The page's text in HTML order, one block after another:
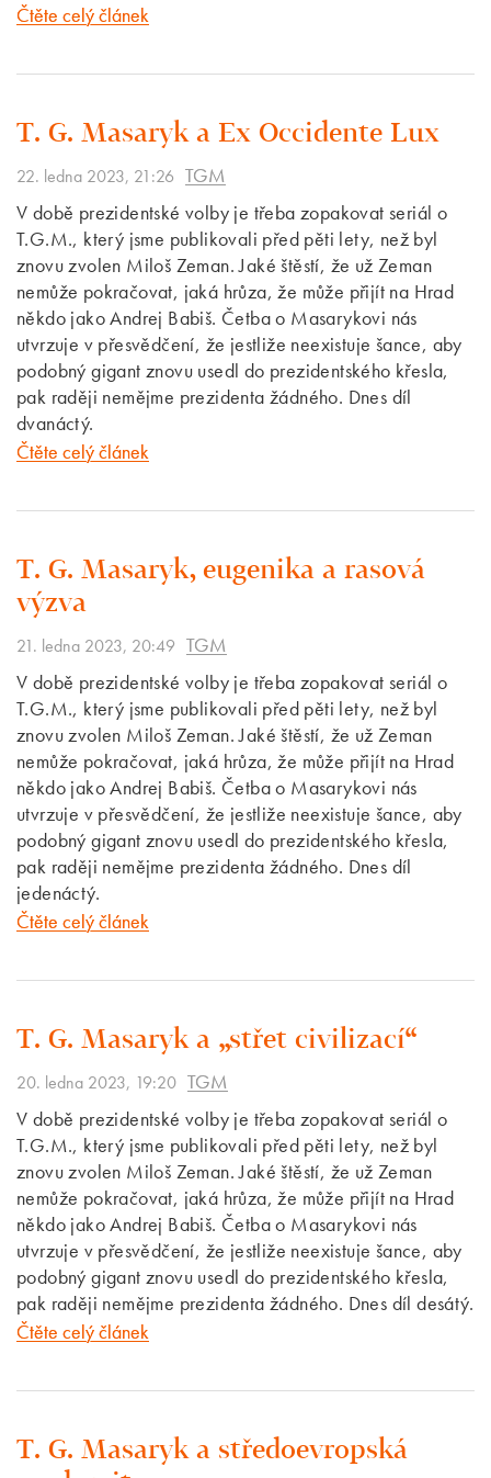
Čtěte celý článek
T. G. Masaryk a Ex Occidente Lux
22. ledna 2023, 21:26 TGM
V době prezidentské volby je třeba zopakovat seriál o
T.G.M., který jsme publikovali před pěti lety, než byl
znovu zvolen Miloš Zeman. Jaké štěstí, že už Zeman
nemůže pokračovat, jaká hrůza, že může přijít na Hrad
někdo jako Andrej Babiš. Četba o Masarykovi nás
utvrzuje v přesvědčení, že jestliže neexistuje šance, aby
podobný gigant znovu usedl do prezidentského křesla,
pak raději nemějme prezidenta žádného. Dnes díl
dvanáctý.
Čtěte celý článek
T. G. Masaryk, eugenika a rasová
výzva
21. ledna 2023, 20:49 TGM
V době prezidentské volby je třeba zopakovat seriál o
T.G.M., který jsme publikovali před pěti lety, než byl
znovu zvolen Miloš Zeman. Jaké štěstí, že už Zeman
nemůže pokračovat, jaká hrůza, že může přijít na Hrad
někdo jako Andrej Babiš. Četba o Masarykovi nás
utvrzuje v přesvědčení, že jestliže neexistuje šance, aby
podobný gigant znovu usedl do prezidentského křesla,
pak raději nemějme prezidenta žádného. Dnes díl
jedenáctý.
Čtěte celý článek
T. G. Masaryk a „střet civilizací“
20. ledna 2023, 19:20 TGM
V době prezidentské volby je třeba zopakovat seriál o
T.G.M., který jsme publikovali před pěti lety, než byl
znovu zvolen Miloš Zeman. Jaké štěstí, že už Zeman
nemůže pokračovat, jaká hrůza, že může přijít na Hrad
někdo jako Andrej Babiš. Četba o Masarykovi nás
utvrzuje v přesvědčení, že jestliže neexistuje šance, aby
podobný gigant znovu usedl do prezidentského křesla,
pak raději nemějme prezidenta žádného. Dnes díl desátý.
Čtěte celý článek
T. G. Masaryk a středoevropská